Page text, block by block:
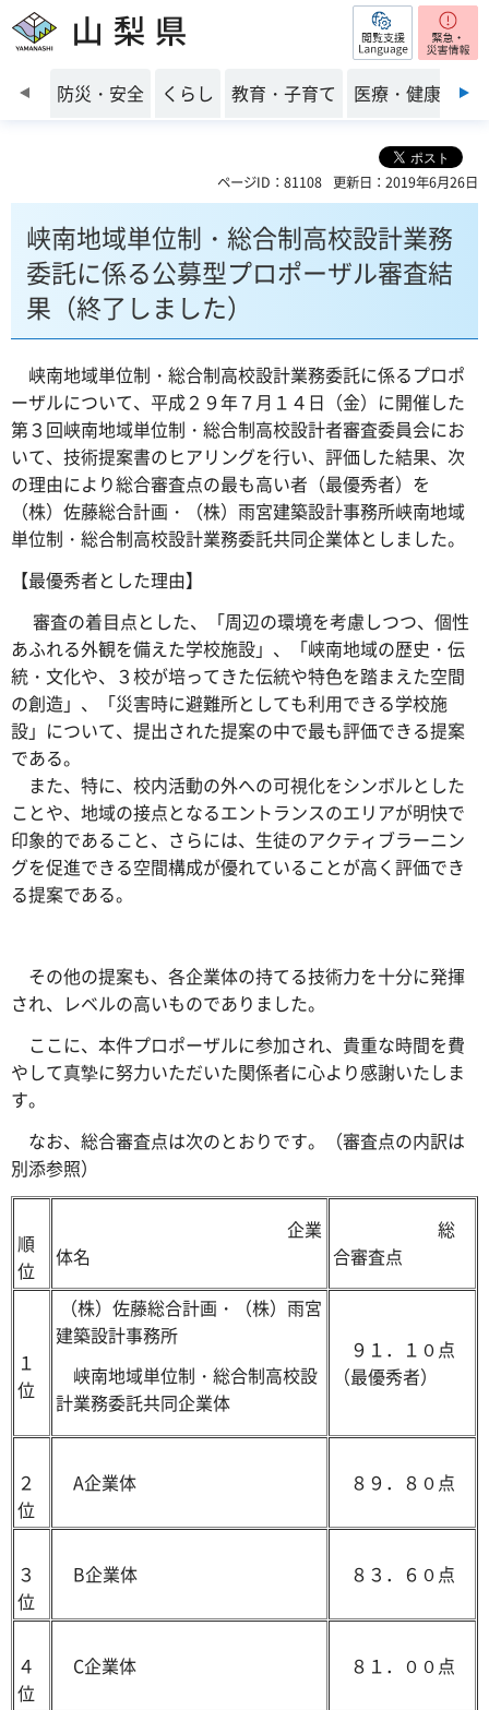
山梨県 閲覧支援
前のスライドを表示
防災・安全 くらし 教育・子育て 医療・健康・福
ページID：81108 更新日：2019年6月26日
峡南地域単位制・総合制高校設計業務
委託に係る公募型プロポーザル審査結
果（終了しました）
峡南地域単位制・総合制高校設計業務委託に係るプロポ
ーザルについて、平成２９年７月１４日（金）に開催した
第３回峡南地域単位制・総合制高校設計者審査委員会にお
いて、技術提案書のヒアリングを行い、評価した結果、次
の理由により総合審査点の最も高い者（最優秀者）を
（株）佐藤総合計画・（株）雨宮建築設計事務所峡南地域
単位制・総合制高校設計業務委託共同企業体としました。
【最優秀者とした理由】
審査の着目点とした、「周辺の環境を考慮しつつ、個性
あふれる外観を備えた学校施設」、「峡南地域の歴史・伝
統・文化や、３校が培ってきた伝統や特色を踏まえた空間
の創造」、「災害時に避難所としても利用できる学校施
設」について、提出された提案の中で最も評価できる提案
である。
また、特に、校内活動の外への可視化をシンボルとした
ことや、地域の接点となるエントランスのエリアが明快で
印象的であること、さらには、生徒のアクティブラーニン
グを促進できる空間構成が優れていることが高く評価でき
る提案である。
その他の提案も、各企業体の持てる技術力を十分に発揮
され、レベルの高いものでありました。
ここに、本件プロポーザルに参加され、貴重な時間を費
やして真摯に努力いただいた関係者に心より感謝いたしま
す。
なお、総合審査点は次のとおりです。（審査点の内訳は
別添参照）
順
位
企業
体名
総
合審査点
１
位
（株）佐藤総合計画・（株）雨宮
建築設計事務所
峡南地域単位制・総合制高校設
計業務委託共同企業体
９１．１０点
（最優秀者）
２
位
A企業体 ８９．８０点
３
位
B企業体 ８３．６０点
４
位
C企業体 ８１．００点